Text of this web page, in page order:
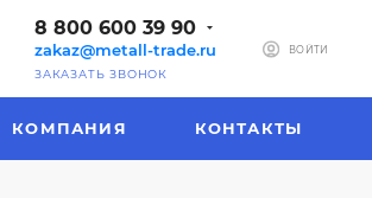
8 800 600 39 90
zakaz@metall-trade.ru
ЗАКАЗАТЬ ЗВОНОК
ВОЙТИ
КОМПАНИЯ КОНТАКТЫ